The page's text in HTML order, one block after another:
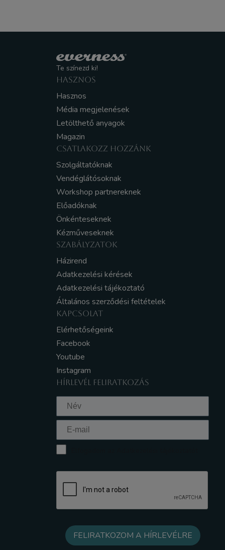
Te színezd ki!
HASZNOS
Hasznos
Média megjelenések
Letölthető anyagok
Magazin
CSATLAKOZZ HOZZÁNK
Szolgáltatóknak
Vendéglátósoknak
Workshop partnereknek
Előadóknak
Önkénteseknek
Kézműveseknek
SZABÁLYZATOK
Házirend
Adatkezelési kérések
Adatkezelési tájékoztató
Általános szerződési feltételek
KAPCSOLAT
Elérhetőségeink
Facebook
Youtube
Instagram
HÍRLEVÉL FELIRATKOZÁS